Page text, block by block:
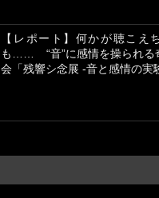
【レポート】何かが聴こえ
も…… “音”に感情を操られる
会「残響シ念展 -⾳と感情の実